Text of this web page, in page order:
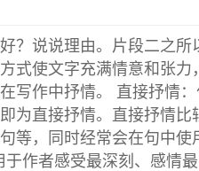
？说说理由。片段二之
式使文字充满情意和张
写作中抒情。 直接抒情
为直接抒情。直接抒情
等，同时经常会在句中使
于作者感受最深刻、感情